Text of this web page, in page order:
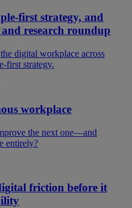
first strategy, and
research roundup
digital workplace across
first strategy.
workplace
the next one—and
entirely?
friction before it